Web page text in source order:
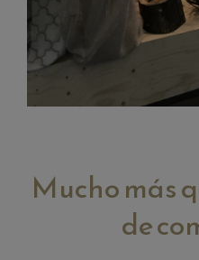
Mucho más
de